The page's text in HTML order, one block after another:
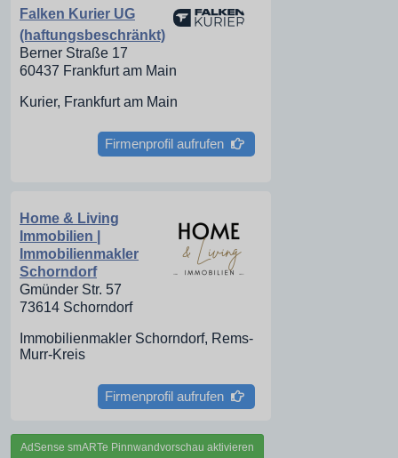
Falken Kurier UG
(haftungsbeschränkt)
Berner Straße 17
60437 Frankfurt am Main
Kurier, Frankfurt am Main
Firmenprofil aufrufen
Home & Living
Immobilien |
Immobilienmakler
Schorndorf
Gmünder Str. 57
73614 Schorndorf
Immobilienmakler Schorndorf, Rems-
Murr-Kreis
Firmenprofil aufrufen
AdSense smARTe Pinnwandvorschau aktivieren